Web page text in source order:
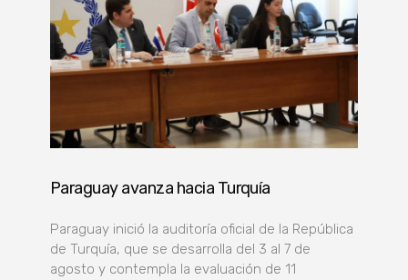
Paraguay avanza hacia Turquía
Paraguay inició la auditoría oficial de la República
de Turquía, que se desarrolla del 3 al 7 de
agosto y contempla la evaluación de 11